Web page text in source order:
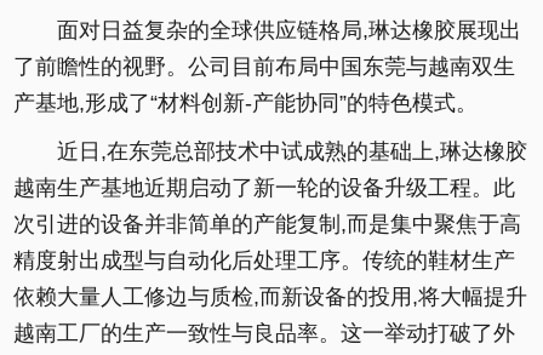
面对日益复杂的全球供应链格局,琳达橡胶展现出
了前瞻性的视野。公司目前布局中国东莞与越南双生
产基地,形成了“材料创新-产能协同”的特色模式。
近日,在东莞总部技术中试成熟的基础上,琳达橡胶
越南生产基地近期启动了新一轮的设备升级工程。此
次引进的设备并非简单的产能复制,而是集中聚焦于高
精度射出成型与自动化后处理工序。传统的鞋材生产
依赖大量人工修边与质检,而新设备的投用,将大幅提升
越南工厂的生产一致性与良品率。这一举动打破了外